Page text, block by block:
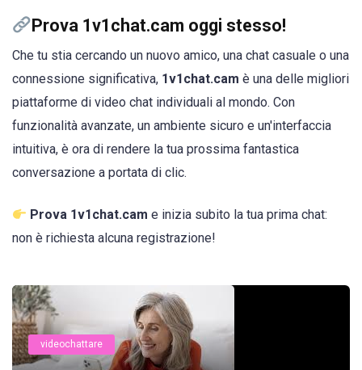
Prova 1v1chat.cam oggi stesso!
Che tu stia cercando un nuovo amico, una chat casuale o una
connessione significativa, 1v1chat.cam è una delle migliori
piattaforme di video chat individuali al mondo. Con
funzionalità avanzate, un ambiente sicuro e un'interfaccia
intuitiva, è ora di rendere la tua prossima fantastica
conversazione a portata di clic.
Prova 1v1chat.cam e inizia subito la tua prima chat:
non è richiesta alcuna registrazione!
videochattare